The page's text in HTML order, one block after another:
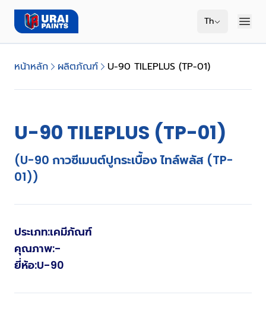
Th
หน้าหลัก ผลิตภัณฑ์ U-90 TILEPLUS (TP-01)
U-90 TILEPLUS (TP-01)
(U-90 กาวซีเมนต์ปูกระเบื้อง ไทล์พลัส (TP-
01))
ประเภท:เคมีภัณฑ์
คุณภาพ:-
ยี่ห้อ:U-90